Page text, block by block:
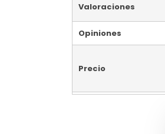
Valoraciones
Opiniones
Precio